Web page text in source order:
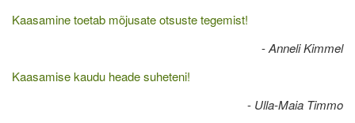
Kaasamine toetab mõjusate otsuste tegemist!
-Anneli Kimmel
Kaasamise kaudu heade suheteni!
- Ulla-Maia Timmo